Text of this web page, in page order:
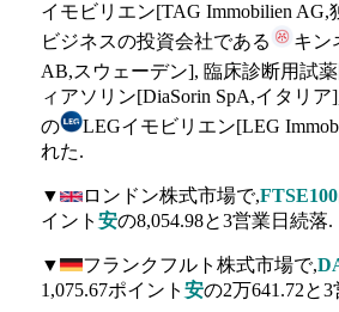
イモビリエン[TAG Immobilien AG,
ビジネスの投資会社である
キン
AB,スウェーデン], 臨床診断用試
ィアソリン[DiaSorin SpA,イタリ
の
LEGイモビリエン[LEG
れた.
▼ ロンドン株式市場で,FTSE100
イント 安の8,054.98と3営業日続落.
▼ フランクフルト株式市場で,
1,075.67ポイント 安の2万641.72と